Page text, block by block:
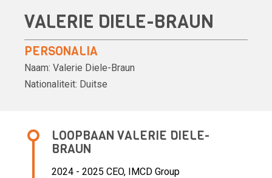
VALERIE DIELE-BRAUN
PERSONALIA
Naam: Valerie Diele-Braun
Nationaliteit: Duitse
LOOPBAAN VALERIE DIELE-
BRAUN
2024 - 2025 CEO, IMCD Group